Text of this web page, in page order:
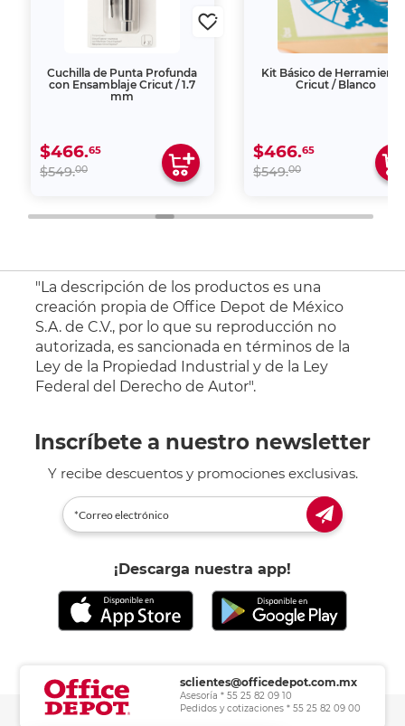
Cuchilla de Punta Profunda
con Ensamblaje Cricut / 1.7
mm
$466.65
$549.00
Kit Básico de
Cricut / Blanco
$466.65
$549.00
"La descripción de los productos es una
creación propia de Office Depot de México
S.A. de C.V., por lo que su reproducción no
autorizada, es sancionada en términos de la
Ley de la Propiedad Industrial y de la Ley
Federal del Derecho de Autor".
Inscríbete a nuestro newsletter
Y recibe descuentos y promociones exclusivas.
¡Descarga nuestra app!
sclientes@officedepot.com.mx
Asesoría * 55 25 82 09 10
Pedidos y cotizaciones * 55 25 82 09 00